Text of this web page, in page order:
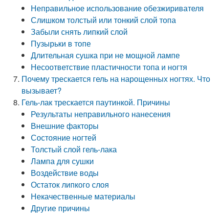
Неправильное использование обезжиривателя
Слишком толстый или тонкий слой топа
Забыли снять липкий слой
Пузырьки в топе
Длительная сушка при не мощной лампе
Несоответствие пластичности топа и ногтя
Почему трескается гель на нарощенных ногтях. Что
вызывает?
Гель-лак трескается паутинкой. Причины
Результаты неправильного нанесения
Внешние факторы
Состояние ногтей
Толстый слой гель-лака
Лампа для сушки
Воздействие воды
Остаток липкого слоя
Некачественные материалы
Другие причины